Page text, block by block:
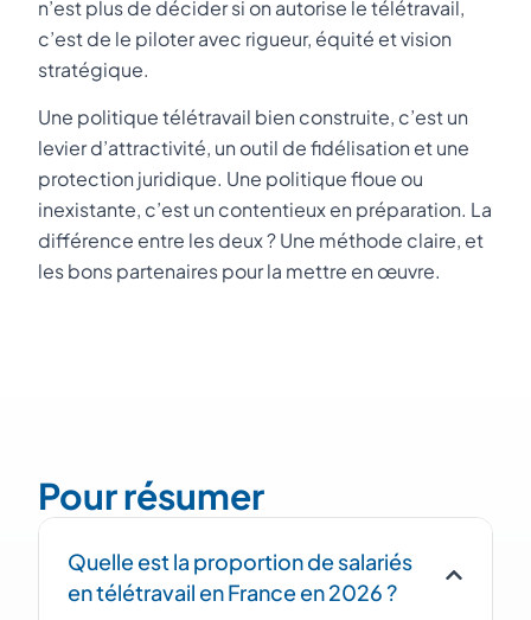
n’est plus de décider si on autorise le télétravail,
c’est de le piloter avec rigueur, équité et vision
stratégique.
Une politique télétravail bien construite, c’est un
levier d’attractivité, un outil de fidélisation et une
protection juridique. Une politique floue ou
inexistante, c’est un contentieux en préparation. La
différence entre les deux ? Une méthode claire, et
les bons partenaires pour la mettre en œuvre.
Pour résumer
Quelle est la proportion de salariés
en télétravail en France en 2026 ?